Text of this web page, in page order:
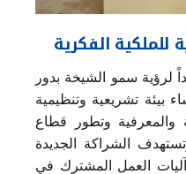
للملكية الفكرية
لرؤية سمو الشيخة بدور
تشريعية وتنظيمية
والمعرفية وتطور قطاع
الشراكة الجديدة
آليات العمل المشترك في